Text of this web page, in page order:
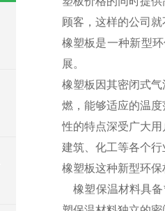
顾客，这样的公司
橡塑板是一种新型
展。
橡塑板因其密闭式
燃，能够适应的温
性的特点深受广大
建筑、化工等各个行
橡塑板这种新型环
橡塑保温材料具备